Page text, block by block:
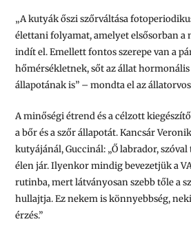
„A kutyák őszi szőrváltása
élettani folyamat, amelyet elsősorban a
indít el. Emellett fontos szerepe van a
hőmérsékletnek, sőt az állat hormonális
állapotának is” – mondta el az
A minőségi étrend és a célzott
a bőr és a szőr állapotát. Kancsár
kutyájánál, Guccinál: „Ő labrador,
élen jár. Ilyenkor mindig bevezetjük a
rutinba, mert látványosan szebb tőle a
hullajtja. Ez nekem is könnyebbség,
érzés.”